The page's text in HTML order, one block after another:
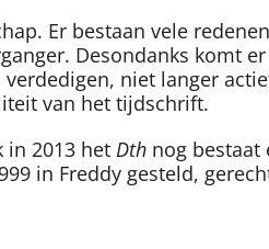
Er bestaan vele
Desondanks komt
niet langer
van het tijdschrift.
in 2013 het Dth nog bestaat
in Freddy gesteld,